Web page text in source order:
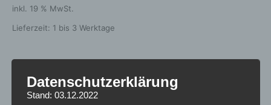
inkl. 19 % MwSt.
Lieferzeit: 1 bis 3 Werktage
Beschreibung
Datenschutzerklärung
Stand: 03.12.2022